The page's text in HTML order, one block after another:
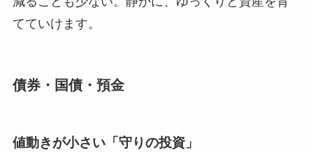
てていけます。
債券・国債・預金
値動きが小さい「守りの投資」